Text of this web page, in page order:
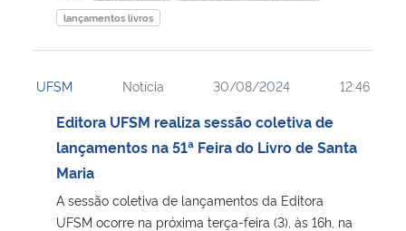
Gabinete de Segurança Institucional
lançamentos livros
UFSM Notícia 30/08/2024 12:46
Editora UFSM realiza sessão coletiva de
lançamentos na 51ª Feira do Livro de Santa
Maria
A sessão coletiva de lançamentos da Editora
UFSM ocorre na próxima terça-feira (3), às 16h, na